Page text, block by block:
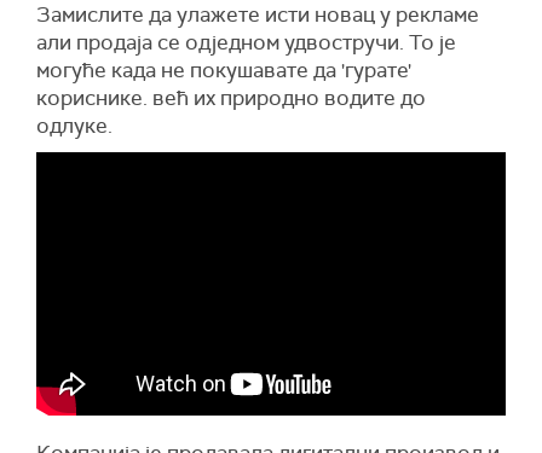
Замислите да улажете исти новац у рекламе
али продаја се одједном удвостручи. То је
могуће када не покушавате да 'гурате'
кориснике. већ их природно водите до
одлуке.